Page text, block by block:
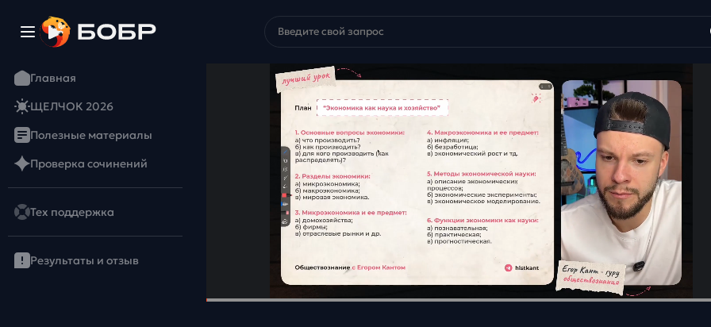
Главная
ЩЕЛЧОК 2026
Полезные материалы
Проверка сочинений
Тех поддержка
Результаты и отзыв